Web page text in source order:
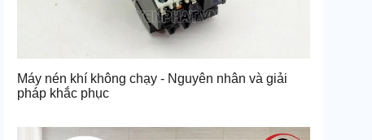
Máy nén khí không chạy - Nguyên nhân và giải
pháp khắc phục